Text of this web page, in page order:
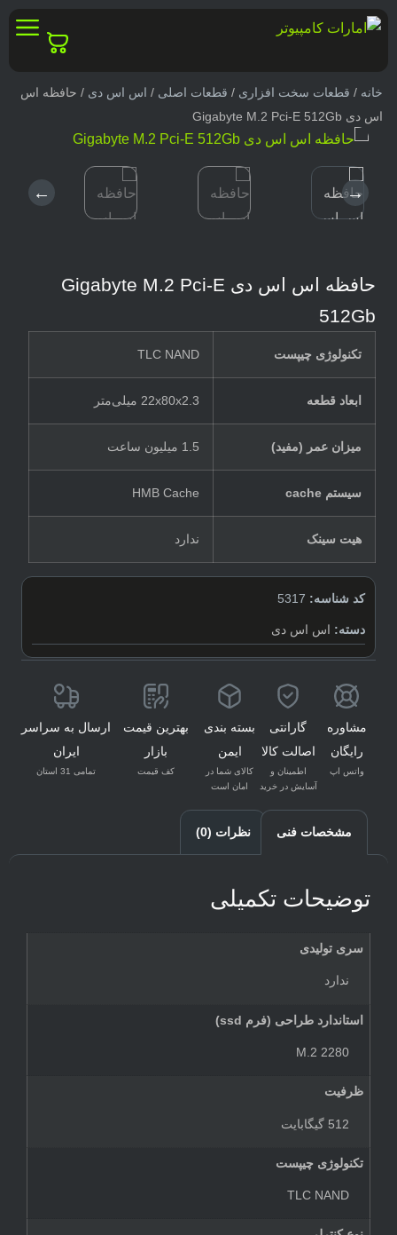
خانه / قطعات سخت افزاری / قطعات اصلی / اس اس دی / حافظه اس
اس دی Gigabyte M.2 Pci-E 512Gb
← →
حافظه اس اس دی Gigabyte M.2 Pci-E
512Gb
تکنولوژی چیپست TLC NAND
ابعاد قطعه 22x80x2.3 میلی‌متر
میزان عمر (مفید) 1.5 میلیون ساعت
سیستم cache HMB Cache
هیت سینک ندارد
کد شناسه: 5317
دسته: اس اس دی
مشاوره
رایگان
واتس اپ
گارانتی
اصالت کالا
اطمینان و
آسایش در خرید
بسته بندی
ایمن
کالای شما در
امان است
بهترین قیمت
بازار
کف قیمت
ارسال به سراسر
ایران
تمامی 31 استان
مشخصات فنی نظرات (0)
توضیحات تکمیلی
سری تولیدی
ندارد
استاندارد طراحی (فرم ssd)
M.2 2280
ظرفیت
512 گیگابایت
تکنولوژی چیپست
TLC NAND